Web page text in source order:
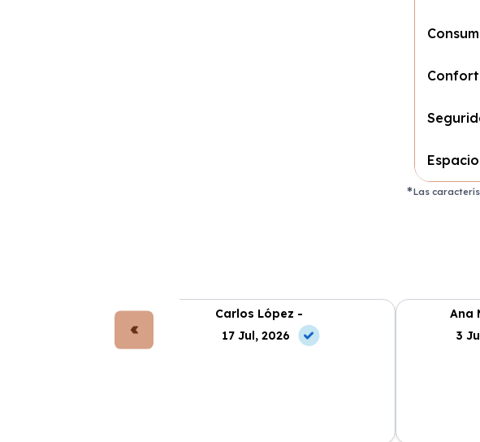
Confort
Espacio
Las
Carlos López -
17 Jul, 2026
Ana
3